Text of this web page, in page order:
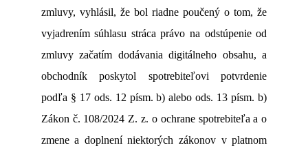
zmluvy, vyhlásil, že bol riadne poučený o tom, že
vyjadrením súhlasu stráca právo na odstúpenie od
zmluvy začatím dodávania digitálneho obsahu, a
obchodník poskytol spotrebiteľovi potvrdenie
podľa § 17 ods. 12 písm. b) alebo ods. 13 písm. b)
Zákon č. 108/2024 Z. z. o ochrane spotrebiteľa a o
zmene a doplnení niektorých zákonov v platnom